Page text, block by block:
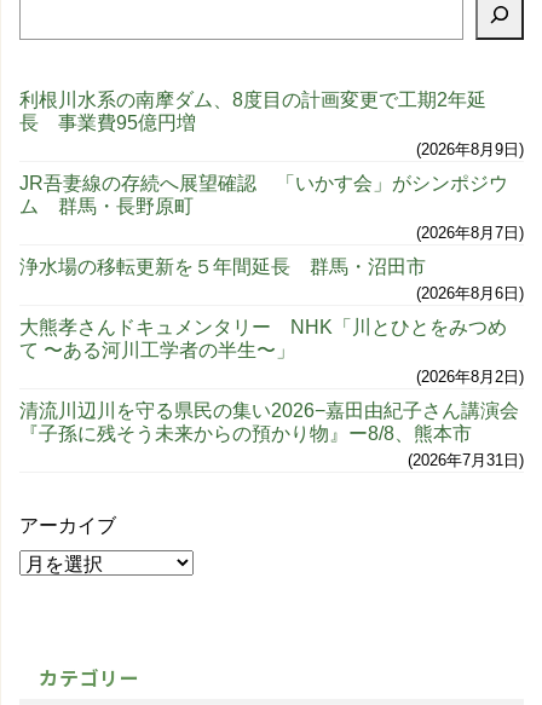
利根川水系の南摩ダム、8度目の計画変更で工期2年延
長 事業費95億円増
2026年8月9日
JR吾妻線の存続へ展望確認 「いかす会」がシンポジウ
ム 群馬・長野原町
2026年8月7日
浄水場の移転更新を５年間延長 群馬・沼田市
2026年8月6日
大熊孝さんドキュメンタリー NHK「川とひとをみつめ
て 〜ある河川工学者の半生〜」
2026年8月2日
清流川辺川を守る県民の集い2026−嘉田由紀子さん講演会
『子孫に残そう未来からの預かり物』ー8/8、熊本市
2026年7月31日
アーカイブ
カテゴリー